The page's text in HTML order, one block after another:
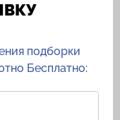
подборки
Бесплатно: